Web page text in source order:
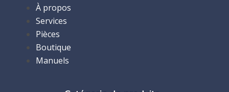
À propos
Services
Pièces
Boutique
Manuels